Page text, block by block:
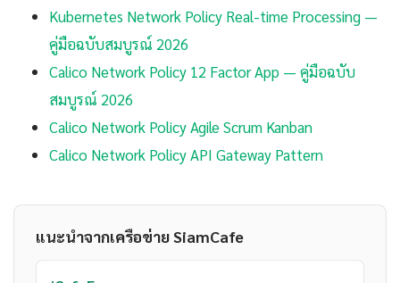
Kubernetes Network Policy Real-time Processing —
คู่มือฉบับสมบูรณ์ 2026
Calico Network Policy 12 Factor App — คู่มือฉบับ
สมบูรณ์ 2026
Calico Network Policy Agile Scrum Kanban
Calico Network Policy API Gateway Pattern
แนะนำจากเครือข่าย SiamCafe